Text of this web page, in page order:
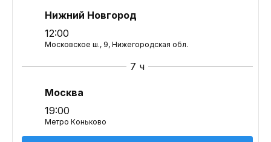
Нижний Новгород
12:00
Московское ш., 9, Нижегородская обл.
7 ч
Москва
19:00
Метро Коньково